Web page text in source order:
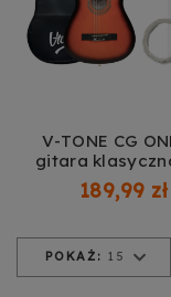
V-TONE CG
gitara
sunburst do
początkujących
pokrowiec
zestaw
189,99 zł
POKAŻ: 15
Dowiedz się